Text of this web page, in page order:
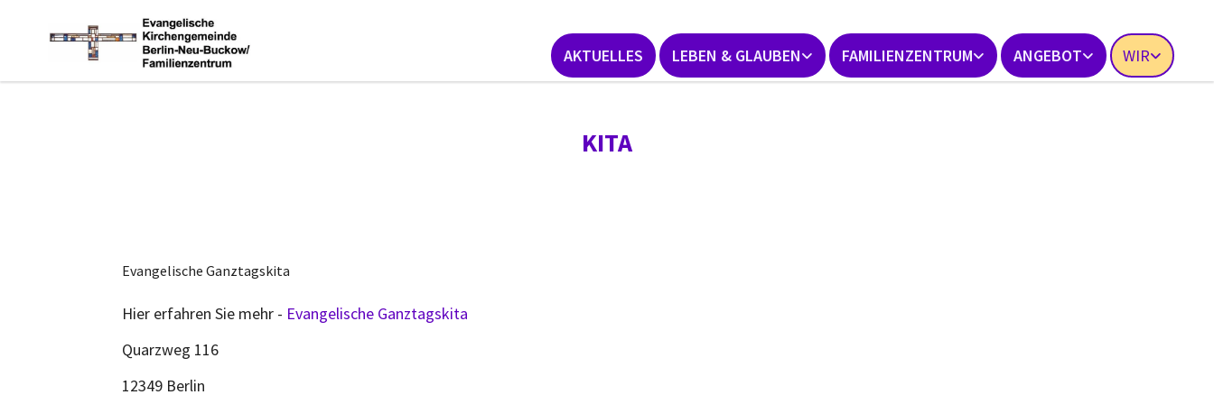
AKTUELLES LEBEN & GLAUBEN FAMILIENZENTRUM ANGEBOT WIR
KITA
Evangelische Ganztagskita
Hier erfahren Sie mehr - Evangelische Ganztagskita
Quarzweg 116
12349 Berlin